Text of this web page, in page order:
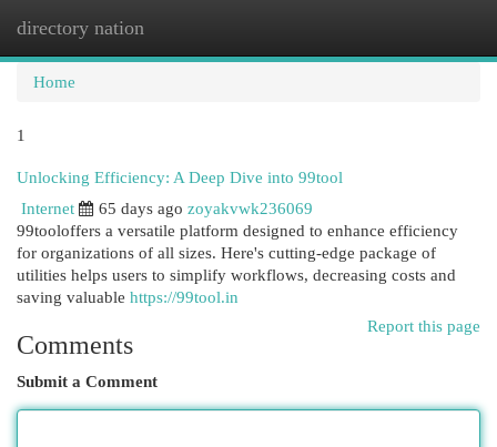
directory nation
Home
1
Unlocking Efficiency: A Deep Dive into 99tool
Internet
65 days ago zoyakvwk236069
99tooloffers a versatile platform designed to enhance efficiency
for organizations of all sizes. Here's cutting-edge package of
utilities helps users to simplify workflows, decreasing costs and
saving valuable https://99tool.in
Report this page
Comments
Submit a Comment